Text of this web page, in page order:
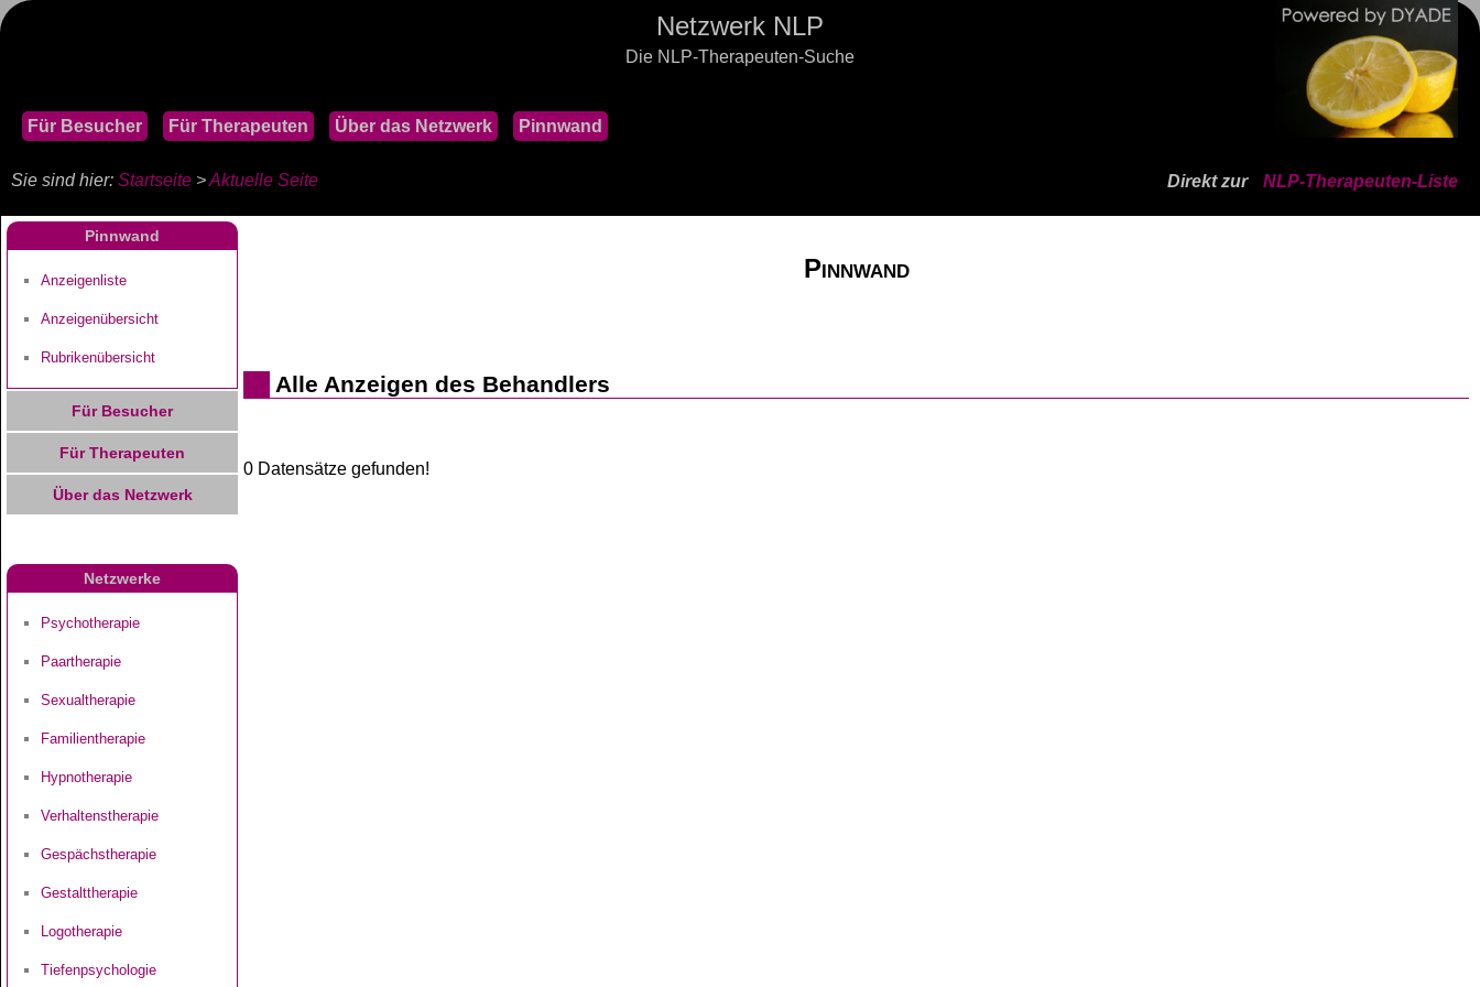
Netzwerk NLP
Die NLP-Therapeuten-Suche
Für Besucher Für Therapeuten Über das Netzwerk Pinnwand
Direkt zur NLP-Therapeuten-Liste
Sie sind hier: Startseite >Aktuelle Seite
Pinnwand
Anzeigenliste
Anzeigenübersicht
Rubrikenübersicht
Für Besucher
Für Therapeuten
Über das Netzwerk
Netzwerke
Psychotherapie
Paartherapie
Sexualtherapie
Familientherapie
Hypnotherapie
Verhaltenstherapie
Gespächstherapie
Gestalttherapie
Logotherapie
Tiefenpsychologie
Pinnwand
Alle Anzeigen des Behandlers
0 Datensätze gefunden!